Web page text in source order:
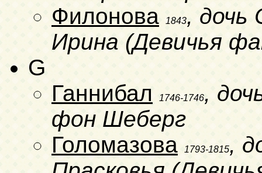
Филонова
1843, дочь
Ирина (Девичья
G
Ганнибал
1746-1746,
фон Шеберг
Голомазова
1793-1815,